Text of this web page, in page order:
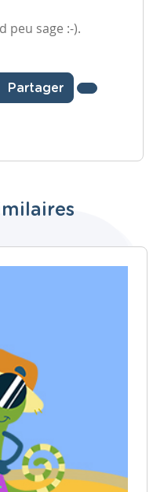
peu sage :-).
Partager